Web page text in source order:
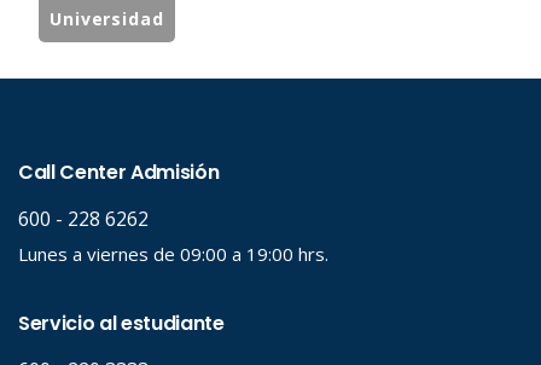
Universidad